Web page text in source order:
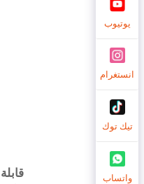
يوتيوب
انستغرام
تيك توك
واتساب